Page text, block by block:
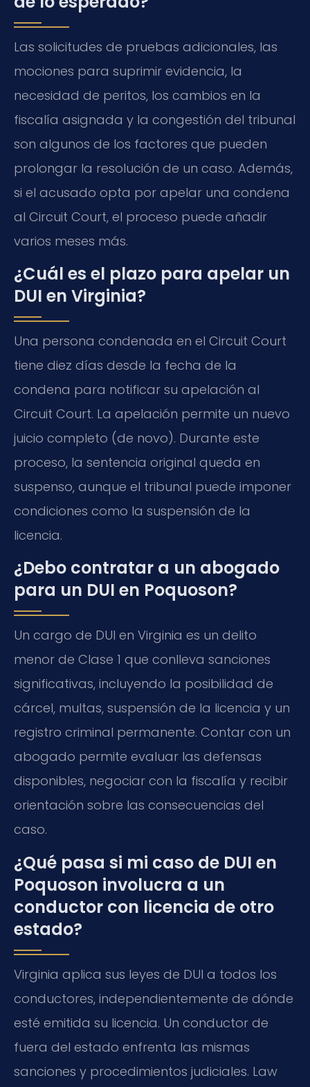
Las solicitudes de pruebas adicionales, las
mociones para suprimir evidencia, la
necesidad de peritos, los cambios en la
fiscalía asignada y la congestión del tribunal
son algunos de los factores que pueden
prolongar la resolución de un caso. Además,
si el acusado opta por apelar una condena
al Circuit Court, el proceso puede añadir
varios meses más.
¿Cuál es el plazo para apelar un
DUI en Virginia?
Una persona condenada en el Circuit Court
tiene diez días desde la fecha de la
condena para notificar su apelación al
Circuit Court. La apelación permite un nuevo
juicio completo (de novo). Durante este
proceso, la sentencia original queda en
suspenso, aunque el tribunal puede imponer
condiciones como la suspensión de la
licencia.
¿Debo contratar a un abogado
para un DUI en Poquoson?
Un cargo de DUI en Virginia es un delito
menor de Clase 1 que conlleva sanciones
significativas, incluyendo la posibilidad de
cárcel, multas, suspensión de la licencia y un
registro criminal permanente. Contar con un
abogado permite evaluar las defensas
disponibles, negociar con la fiscalía y recibir
orientación sobre las consecuencias del
caso.
¿Qué pasa si mi caso de DUI en
Poquoson involucra a un
conductor con licencia de otro
estado?
Virginia aplica sus leyes de DUI a todos los
conductores, independientemente de dónde
esté emitida su licencia. Un conductor de
fuera del estado enfrenta las mismas
sanciones y procedimientos judiciales. Law